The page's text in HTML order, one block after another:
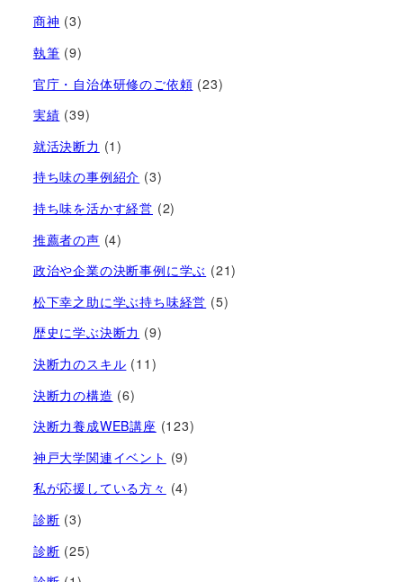
商神 (3)
執筆 (9)
官庁・自治体研修のご依頼 (23)
実績 (39)
就活決断力 (1)
持ち味の事例紹介 (3)
持ち味を活かす経営​ (2)
推薦者の声 (4)
政治や企業の決断事例に学ぶ (21)
松下幸之助に学ぶ持ち味経営 (5)
歴史に学ぶ決断力 (9)
決断力のスキル (11)
決断力の構造 (6)
決断力養成WEB講座 (123)
神戸大学関連イベント (9)
私が応援している方々 (4)
診断 (3)
診断 (25)